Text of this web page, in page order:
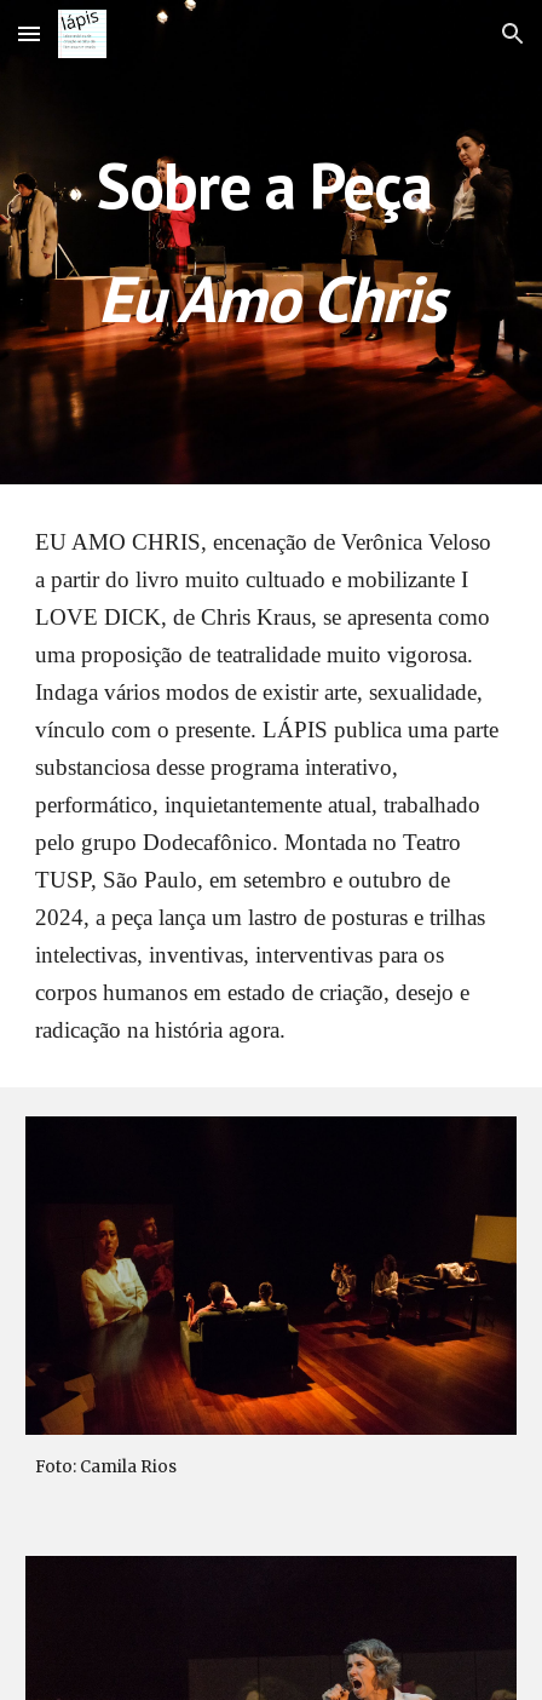
Skip to main content Skip to navigation
Sobre a Peça
Eu Amo Chris
EU AMO CHRIS, encenação de Verônica Veloso
a partir do livro muito cultuado e mobilizante I
LOVE DICK, de Chris Kraus, se apresenta como
uma proposição de teatralidade muito vigorosa.
Indaga vários modos de existir arte, sexualidade,
vínculo com o presente. LÁPIS publica uma parte
substanciosa desse programa interativo,
performático, inquietantemente atual, trabalhado
pelo grupo Dodecafônico. Montada no Teatro
TUSP, São Paulo, em setembro e outubro de
2024, a peça lança um lastro de posturas e trilhas
intelectivas, inventivas, interventivas para os
corpos humanos em estado de criação, desejo e
radicação na história agora.
Foto: Camila Rios